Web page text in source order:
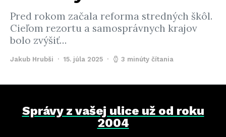
Pred rokom začala reforma stredných škôl.
Cieľom rezortu a samosprávnych krajov
bolo zvýšiť…
Jakub Hrubši 15. júla 2025 3 minúty čítania
Správy z vašej ulice už od roku
2004